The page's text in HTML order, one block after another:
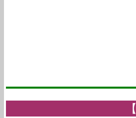
【